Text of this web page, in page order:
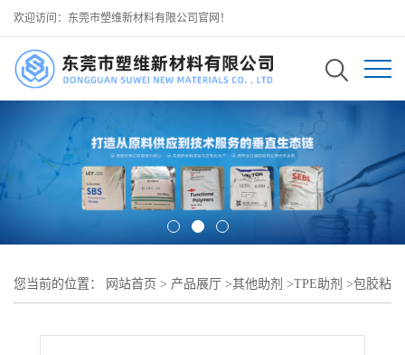
欢迎访问：东莞市塑维新材料有限公司官网！
您当前的位置： 网站首页 > 产品展厅 >其他助剂 >TPE助剂 >包胶粘